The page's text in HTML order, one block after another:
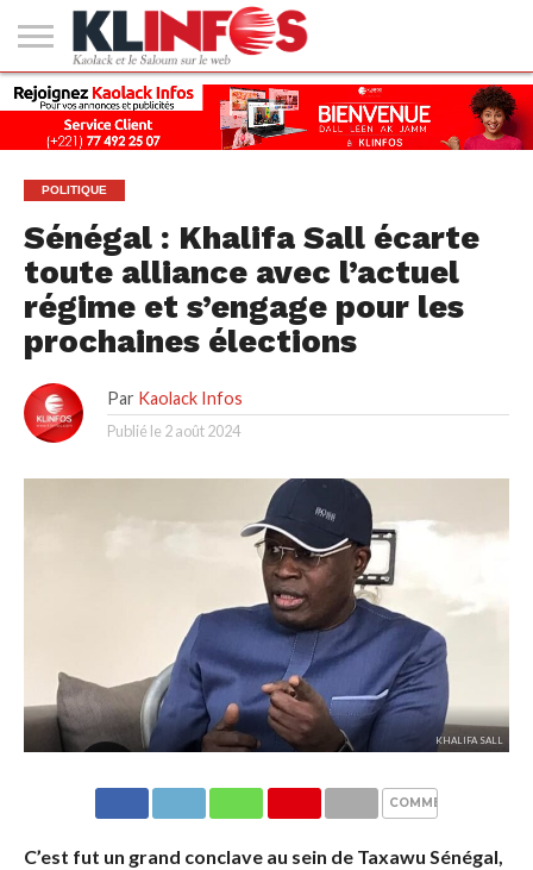
#2
(PAS
DE
TITRE)
KAOLACK
POLITIQUE
ECONOMIE
SOCIÉTÉ
CULTURE
PEOPLE
SPORT
SANTÉ
AFRIQUE
INTERNATIONAL
EMPLOI &
FORMATION
POLITIQUE
Sénégal : Khalifa Sall écarte
toute alliance avec l’actuel
régime et s’engage pour les
prochaines élections
Par Kaolack Infos
Publié le 2 août 2024
KHALIFA SALL
COMMENTAIRES
C’est fut un grand conclave au sein de Taxawu Sénégal,